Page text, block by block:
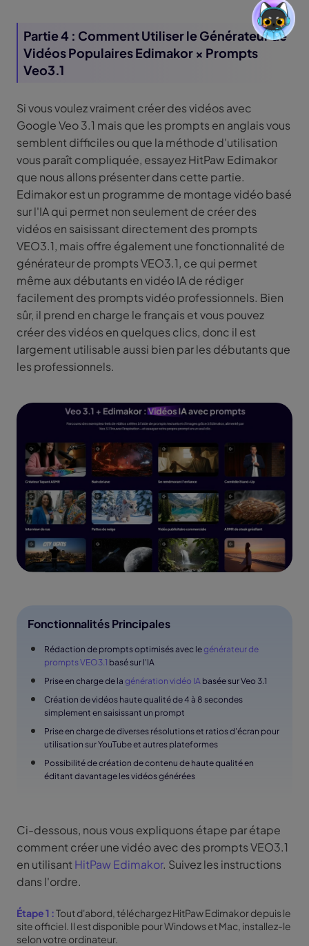
Partie 4 : Comment Utiliser le Générateur de
Vidéos Populaires Edimakor × Prompts
Veo3.1
Si vous voulez vraiment créer des vidéos avec
Google Veo 3.1 mais que les prompts en anglais vous
semblent difficiles ou que la méthode d'utilisation
vous paraît compliquée, essayez HitPaw Edimakor
que nous allons présenter dans cette partie.
Edimakor est un programme de montage vidéo basé
sur l'IA qui permet non seulement de créer des
vidéos en saisissant directement des prompts
VEO3.1, mais offre également une fonctionnalité de
générateur de prompts VEO3.1, ce qui permet
même aux débutants en vidéo IA de rédiger
facilement des prompts vidéo professionnels. Bien
sûr, il prend en charge le français et vous pouvez
créer des vidéos en quelques clics, donc il est
largement utilisable aussi bien par les débutants que
les professionnels.
Fonctionnalités Principales
Rédaction de prompts optimisés avec legénérateur de
prompts VEO3.1 basé sur l'IA
Prise en charge de la génération vidéo IA basée sur Veo 3.1
Création de vidéos haute qualité de 4 à 8 secondes
simplement en saisissant un prompt
Prise en charge de diverses résolutions et ratios d'écran pour
utilisation sur YouTube et autres plateformes
Possibilité de création de contenu de haute qualité en
éditant davantage les vidéos générées
Ci-dessous, nous vous expliquons étape par étape
comment créer une vidéo avec des prompts VEO3.1
en utilisant HitPaw Edimakor. Suivez les instructions
dans l'ordre.
Étape 1 :Tout d'abord, téléchargez HitPaw Edimakor depuis le
site officiel. Il est disponible pour Windows et Mac, installez-le
selon votre ordinateur.